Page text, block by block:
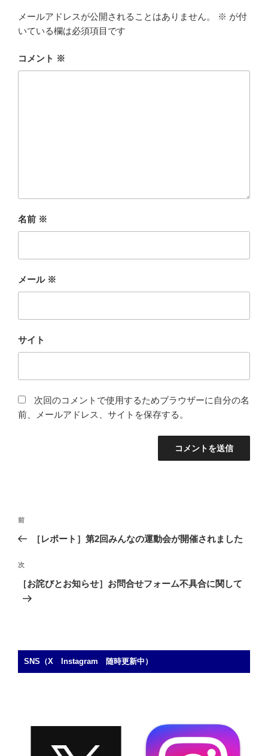
メールアドレスが公開されることはありません。 ※ が付
いている欄は必須項目です
コメント ※
名前 ※
メール ※
サイト
次回のコメントで使用するためブラウザーに自分の名
前、メールアドレス、サイトを保存する。
投
ビ
ゲ
ー
ン
前
の
稿
前
［レポート］第2回みんなの運動会が開催されました
次
の
次
［お詫びとお知らせ］お問合せフォーム不具合に関して
SNS（X Instagram 随時更新中）